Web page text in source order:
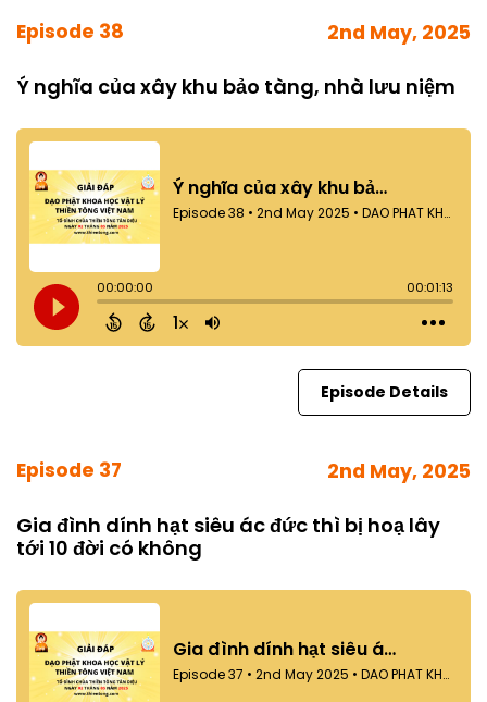
Episode 38 2nd May, 2025
Ý nghĩa của xây khu bảo tàng, nhà lưu niệm
Episode Details
Episode 37 2nd May, 2025
Gia đình dính hạt siêu ác đức thì bị hoạ lây
tới 10 đời có không